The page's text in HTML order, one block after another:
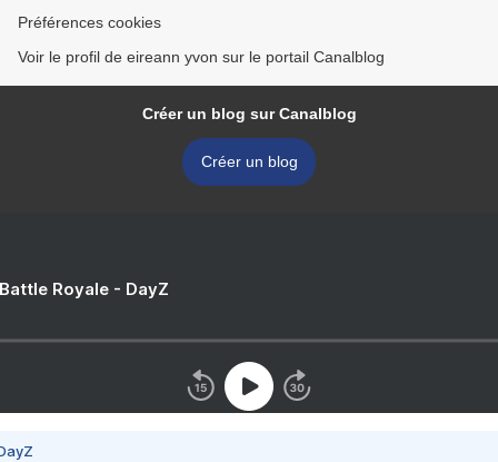
Préférences cookies
Voir le profil de eireann yvon sur le portail Canalblog
Créer un blog sur Canalblog
Créer un blog
Royale - DayZ